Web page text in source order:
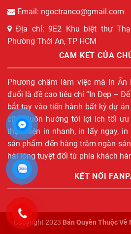
Email: ngoctranco@gmail.com
Địa chỉ: 9E2 Khu biệt thự
Phường Thới An, TP HCM
CAM KẾT CỦA
Phương châm làm việc mà In Ấn
đuổi là đề cao tiêu chí “In Đẹp –
bắt tay vào tiến hành bất kỳ dự
cũng luôn hướng tới lợi ích tối
thực hiện in nhanh, in lấy ngay,
sản phẩm đến hàng trăm ngàn
hài lòng tuyệt đối từ phía khách
KẾT NỐI
Copyright 2023 Bản Quyền Thuộc Về